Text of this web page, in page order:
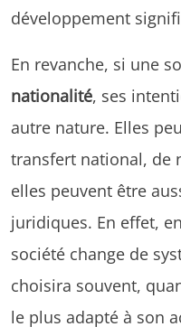
développement
En revanche, si une
nationalité, ses
autre nature. Elles
transfert national, de
elles peuvent être
juridiques. En effet,
société change de
choisira souvent,
le plus adapté à son